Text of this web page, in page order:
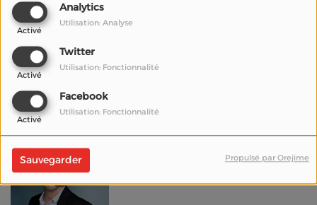
Analytics
Activé
Utilisation: Analyse
Twitter
Activé
Utilisation: Fonctionnalité
Facebook
Activé
Utilisation: Fonctionnalité
Sauvegarder Propulsé par Orejime
contenus horrifiques
série INVISIBLE
Interview de Boris
général adjoint OCS